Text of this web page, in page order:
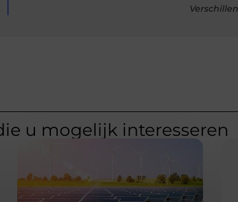
u mogelijk interesseren